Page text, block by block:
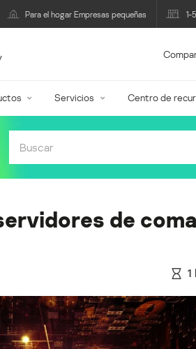
Para el hogar Empresas pequeñas 1-
Servicios Centro de
de
1